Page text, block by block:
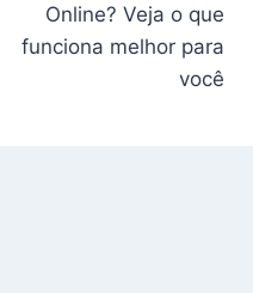
Online? Veja o que
funciona melhor para
você